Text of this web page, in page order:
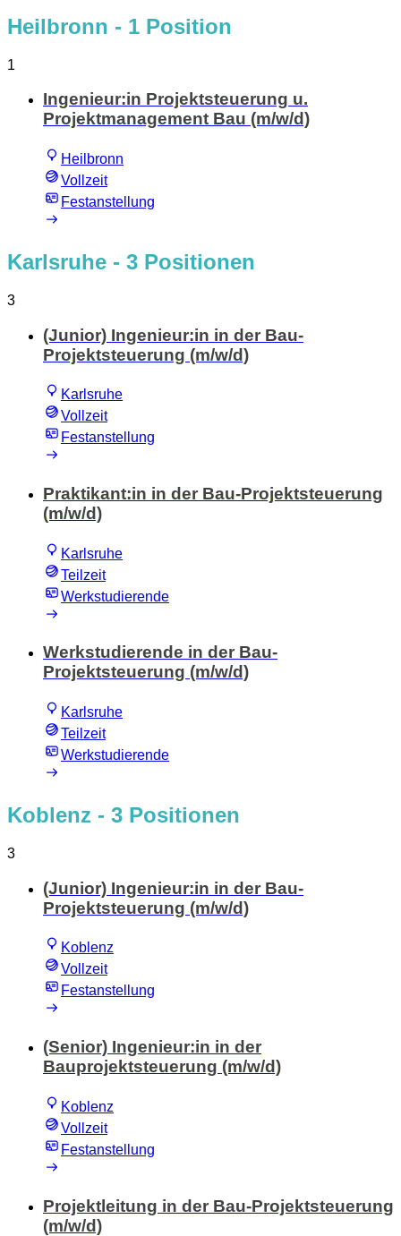
Heilbronn - 1 Position
1
Ingenieur:in Projektsteuerung u.
Projektmanagement Bau (m/w/d)
Heilbronn
Vollzeit
Festanstellung
Karlsruhe - 3 Positionen
3
(Junior) Ingenieur:in in der Bau-
Projektsteuerung (m/w/d)
Karlsruhe
Vollzeit
Festanstellung
Praktikant:in in der Bau-Projektsteuerung
(m/w/d)
Karlsruhe
Teilzeit
Werkstudierende
Werkstudierende in der Bau-
Projektsteuerung (m/w/d)
Karlsruhe
Teilzeit
Werkstudierende
Koblenz - 3 Positionen
3
(Junior) Ingenieur:in in der Bau-
Projektsteuerung (m/w/d)
Koblenz
Vollzeit
Festanstellung
(Senior) Ingenieur:in in der
Bauprojektsteuerung (m/w/d)
Koblenz
Vollzeit
Festanstellung
Projektleitung in der Bau-Projektsteuerung
(m/w/d)